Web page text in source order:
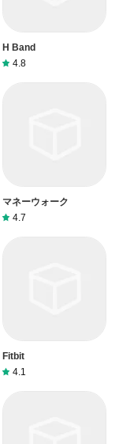
H Band
4.8
マネーウォーク
4.7
Fitbit
4.1